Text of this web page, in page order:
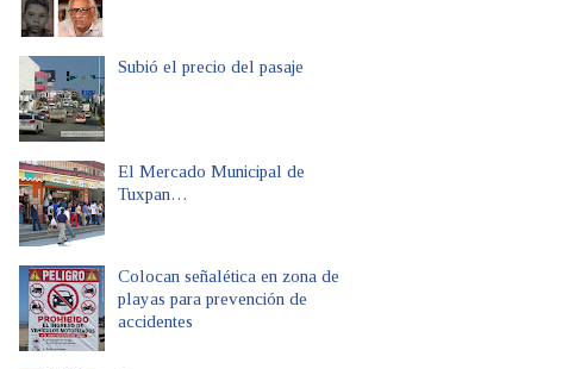
Subió el precio del pasaje
El Mercado Municipal de
Tuxpan…
Colocan señalética en zona de
playas para prevención de
accidentes